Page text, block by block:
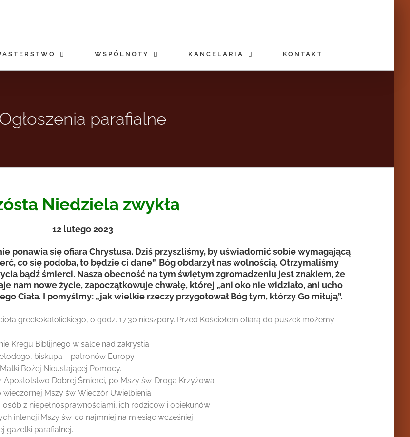
WSPÓLNOTY KANCELARIA KONTAKT
Ogłoszenia parafialne
Niedziela zwykła
12 lutego 2023
ponawia się ofiara Chrystusa. Dziś przyszliśmy, by uświadomić sobie wymagającą
co się podoba, to będzie ci dane”. Bóg obdarzył nas wolnością. Otrzymaliśmy
bądź śmierci. Nasza obecność na tym świętym zgromadzeniu jest znakiem, że
nam nowe życie, zapoczątkowuje chwałę, której „ani oko nie widziało, ani ucho
Ciała. I pomyślmy: „jak wielkie rzeczy przygotował Bóg tym, którzy Go miłują”.
greckokatolickiego, o godz. 17.30 nieszpory. Przed Kościołem ofiarą do puszek możemy
Kręgu Biblijnego w salce nad zakrystią.
biskupa – patronów Europy.
Bożej Nieustającej Pomocy.
Dobrej Śmierci, po Mszy św. Droga Krzyżowa.
wieczornej Mszy św. Wieczór Uwielbienia
osób z niepełnosprawnościami, ich rodziców i opiekunów
intencji Mszy św. co najmniej na miesiąc wcześniej.
gazetki parafialnej.